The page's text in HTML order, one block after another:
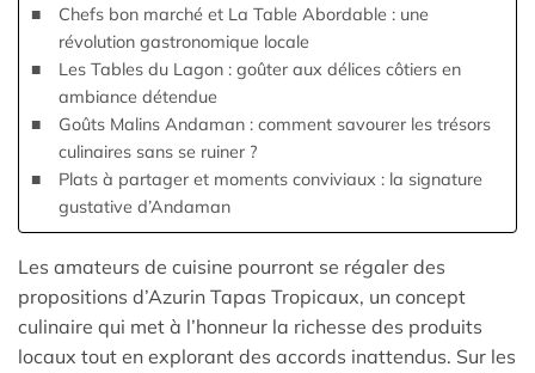
Chefs bon marché et La Table Abordable : une
révolution gastronomique locale
Les Tables du Lagon : goûter aux délices côtiers en
ambiance détendue
Goûts Malins Andaman : comment savourer les trésors
culinaires sans se ruiner ?
Plats à partager et moments conviviaux : la signature
gustative d’Andaman
Les amateurs de cuisine pourront se régaler des
propositions d’Azurin Tapas Tropicaux, un concept
culinaire qui met à l’honneur la richesse des produits
locaux tout en explorant des accords inattendus. Sur les